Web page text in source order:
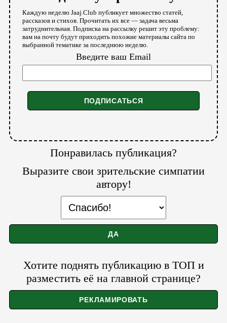
Каждую неделю Jaaj.Club публикует множество статей,
рассказов и стихов. Прочитать их все — задача весьма
затруднительная. Подписка на рассылку решит эту проблему:
вам на почту будут приходить похожие материалы сайта по
выбранной тематике за последнюю неделю.
Введите ваш Email
Понравилась публикация?
Выразите свои зрительские симпатии
автору!
Хотите поднять публикацию в ТОП и
разместить её на главной странице?